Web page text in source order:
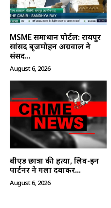
MSME समाधान पोर्टल: रायपुर
सांसद बृजमोहन अग्रवाल ने
संसद...
August 6, 2026
बीएड छात्रा की हत्या, लिव-इन
पार्टनर ने गला दबाकर...
August 6, 2026